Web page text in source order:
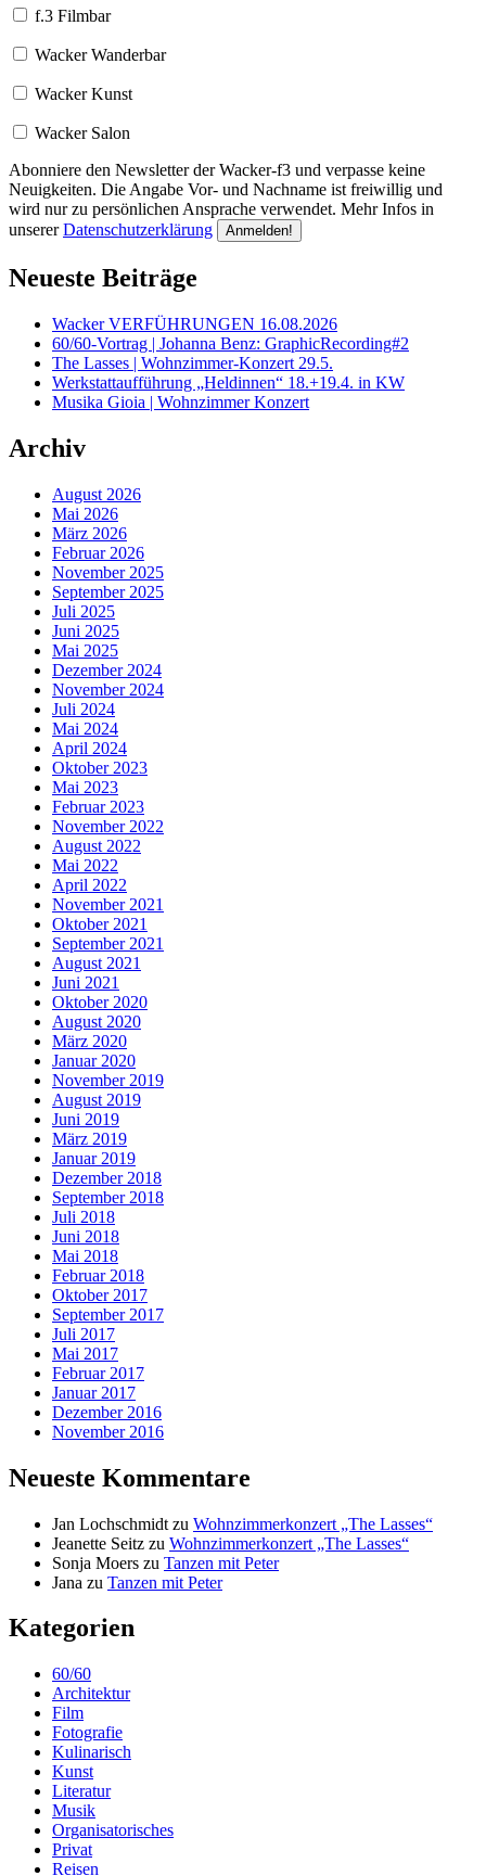
f.3 Filmbar
Wacker Wanderbar
Wacker Kunst
Wacker Salon
Abonniere den Newsletter der Wacker-f3 und verpasse keine
Neuigkeiten. Die Angabe Vor- und Nachname ist freiwillig und
wird nur zu persönlichen Ansprache verwendet. Mehr Infos in
unsererDatenschutzerklärung
Neueste Beiträge
Wacker VERFÜHRUNGEN 16.08.2026
60/60-Vortrag | Johanna Benz: GraphicRecording#2
The Lasses | Wohnzimmer-Konzert 29.5.
Werkstattaufführung „Heldinnen“ 18.+19.4. in KW
Musika Gioia | Wohnzimmer Konzert
Archiv
August 2026
Mai 2026
März 2026
Februar 2026
November 2025
September 2025
Juli 2025
Juni 2025
Mai 2025
Dezember 2024
November 2024
Juli 2024
Mai 2024
April 2024
Oktober 2023
Mai 2023
Februar 2023
November 2022
August 2022
Mai 2022
April 2022
November 2021
Oktober 2021
September 2021
August 2021
Juni 2021
Oktober 2020
August 2020
März 2020
Januar 2020
November 2019
August 2019
Juni 2019
März 2019
Januar 2019
Dezember 2018
September 2018
Juli 2018
Juni 2018
Mai 2018
Februar 2018
Oktober 2017
September 2017
Juli 2017
Mai 2017
Februar 2017
Januar 2017
Dezember 2016
November 2016
Neueste Kommentare
Jan Lochschmidt zu Wohnzimmerkonzert „The Lasses“
Jeanette Seitz zu Wohnzimmerkonzert „The Lasses“
Sonja Moers zu Tanzen mit Peter
Jana zu Tanzen mit Peter
Kategorien
60/60
Architektur
Film
Fotografie
Kulinarisch
Kunst
Literatur
Musik
Organisatorisches
Privat
Reisen